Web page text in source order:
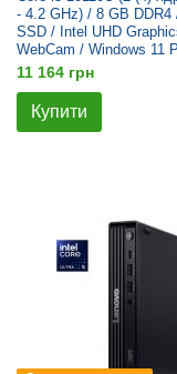
- 4.2 GHz) / 8 GB DDR4
SSD / Intel UHD
WebCam / Windows 11
11 164 грн
Купити